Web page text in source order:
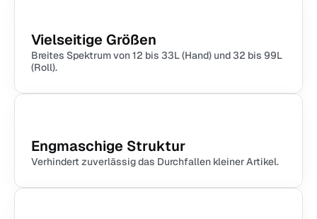
Vielseitige Größen
Breites Spektrum von 12 bis 33L (Hand) und 32 bis 99L
(Roll).
Engmaschige Struktur
Verhindert zuverlässig das Durchfallen kleiner Artikel.